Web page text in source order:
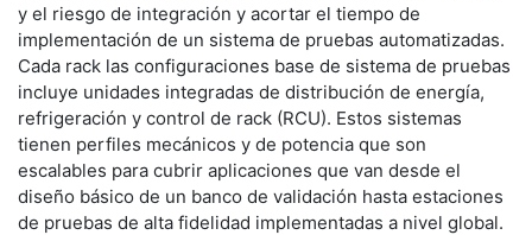
y el riesgo de integración y acortar el tiempo de
implementación de un sistema de pruebas automatizadas.
Cada rack las configuraciones base de sistema de pruebas
incluye unidades integradas de distribución de energía,
refrigeración y control de rack (RCU). Estos sistemas
tienen perfiles mecánicos y de potencia que son
escalables para cubrir aplicaciones que van desde el
diseño básico de un banco de validación hasta estaciones
de pruebas de alta fidelidad implementadas a nivel global.